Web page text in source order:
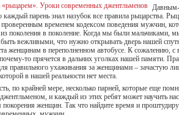
каждый парень знал назубок все правила рыцарства.
проверенным временем кодексом поведения мужчин,
из поколения в поколение. Когда мы были мальчиками,
вежливыми, что нужно открывать дверь нашей
женщинам в переполненном автобусе. К сожалению, с
почему-то прячется в дальних уголках нашей памяти.
правильного ухаживания за женщинами – зачастую
в нашей реальности нет места.
по крайней мере, несколько парней, которые еще
и каждый из этих ребят может научить
женщин. Так что найдите время и